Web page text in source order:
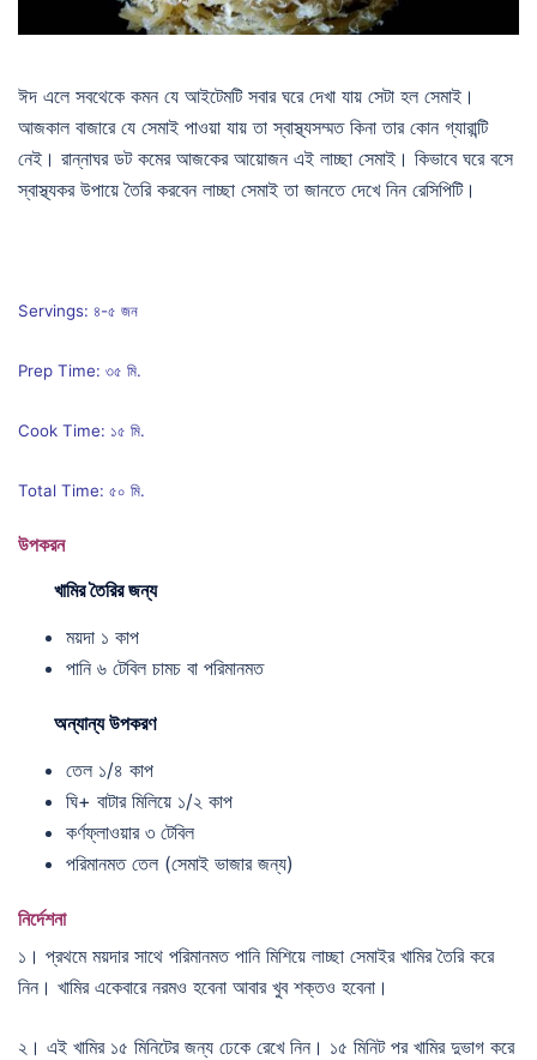
ঈদ এলে সবথেকে কমন যে আইটেমটি সবার ঘরে দেখা যায় সেটা হল সেমাই।
আজকাল বাজারে যে সেমাই পাওয়া যায় তা স্বাস্থ্যসম্মত কিনা তার কোন গ্যারান্টি
নেই। রান্নাঘর ডট কমের আজকের আয়োজন এই লাচ্ছা সেমাই। কিভাবে ঘরে বসে
স্বাস্থ্যকর উপায়ে তৈরি করবেন লাচ্ছা সেমাই তা জানতে দেখে নিন রেসিপিটি।
Servings: ৪-৫ জন
Prep Time: ৩৫ মি.
Cook Time: ১৫ মি.
Total Time: ৫০ মি.
উপকরন
খামির তৈরির জন্য
ময়দা ১ কাপ
পানি ৬ টেবিল চামচ বা পরিমানমত
অন্যান্য উপকরণ
তেল ১/৪ কাপ
ঘি+ বাটার মিলিয়ে ১/২ কাপ
কর্ণফ্লাওয়ার ৩ টেবিল
পরিমানমত তেল (সেমাই ভাজার জন্য)
নির্দেশনা
১। প্রথমে ময়দার সাথে পরিমানমত পানি মিশিয়ে লাচ্ছা সেমাইর খামির তৈরি করে
নিন। খামির একেবারে নরমও হবেনা আবার খুব শক্তও হবেনা।
২। এই খামির ১৫ মিনিটের জন্য ঢেকে রেখে নিন। ১৫ মিনিট পর খামির দুভাগ করে